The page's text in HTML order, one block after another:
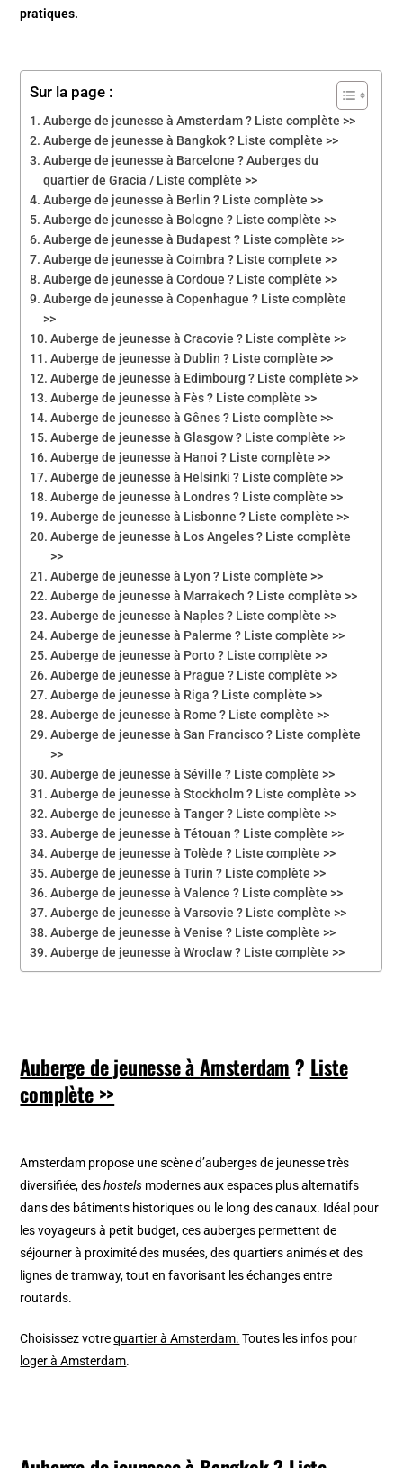
pratiques.
Sur la page :
Auberge de jeunesse à Amsterdam ? Liste complète >>
Auberge de jeunesse à Bangkok ? Liste complète >>
Auberge de jeunesse à Barcelone ? Auberges du
quartier de Gracia / Liste complète >>
Auberge de jeunesse à Berlin ? Liste complète >>
Auberge de jeunesse à Bologne ? Liste complète >>
Auberge de jeunesse à Budapest ? Liste complète >>
Auberge de jeunesse à Coimbra ? Liste complete >>
Auberge de jeunesse à Cordoue ? Liste complète >>
Auberge de jeunesse à Copenhague ? Liste complète
>>
Auberge de jeunesse à Cracovie ? Liste complète >>
Auberge de jeunesse à Dublin ? Liste complète >>
Auberge de jeunesse à Edimbourg ? Liste complète >>
Auberge de jeunesse à Fès ? Liste complète >>
Auberge de jeunesse à Gênes ? Liste complète >>
Auberge de jeunesse à Glasgow ? Liste complète >>
Auberge de jeunesse à Hanoi ? Liste complète >>
Auberge de jeunesse à Helsinki ? Liste complète >>
Auberge de jeunesse à Londres ? Liste complète >>
Auberge de jeunesse à Lisbonne ? Liste complète >>
Auberge de jeunesse à Los Angeles ? Liste complète
>>
Auberge de jeunesse à Lyon ? Liste complète >>
Auberge de jeunesse à Marrakech ? Liste complète >>
Auberge de jeunesse à Naples ? Liste complète >>
Auberge de jeunesse à Palerme ? Liste complète >>
Auberge de jeunesse à Porto ? Liste complète >>
Auberge de jeunesse à Prague ? Liste complète >>
Auberge de jeunesse à Riga ? Liste complète >>
Auberge de jeunesse à Rome ? Liste complète >>
Auberge de jeunesse à San Francisco ? Liste complète
>>
Auberge de jeunesse à Séville ? Liste complète >>
Auberge de jeunesse à Stockholm ? Liste complète >>
Auberge de jeunesse à Tanger ? Liste complète >>
Auberge de jeunesse à Tétouan ? Liste complète >>
Auberge de jeunesse à Tolède ? Liste complète >>
Auberge de jeunesse à Turin ? Liste complète >>
Auberge de jeunesse à Valence ? Liste complète >>
Auberge de jeunesse à Varsovie ? Liste complète >>
Auberge de jeunesse à Venise ? Liste complète >>
Auberge de jeunesse à Wroclaw ? Liste complète >>
Auberge de jeunesse à Amsterdam ? Liste
complète >>
Amsterdam propose une scène d’auberges de jeunesse très
diversifiée, deshostels modernes aux espaces plus alternatifs
dans des bâtiments historiques ou le long des canaux. Idéal pour
les voyageurs à petit budget, ces auberges permettent de
séjourner à proximité des musées, des quartiers animés et des
lignes de tramway, tout en favorisant les échanges entre
routards.
Choisissez votrequartier à Amsterdam. Toutes les infos pour
loger à Amsterdam.